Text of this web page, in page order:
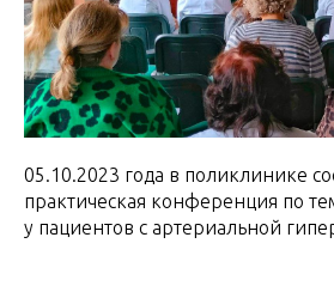
05.10.2023 года в поликлинике
практическая конференция по
у пациентов с артериальной